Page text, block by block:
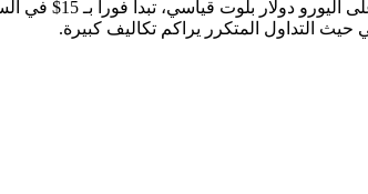
السبريد هو الفرق بين سعر البيع
التداول المتكرر يراكم تكاليف كبيرة.